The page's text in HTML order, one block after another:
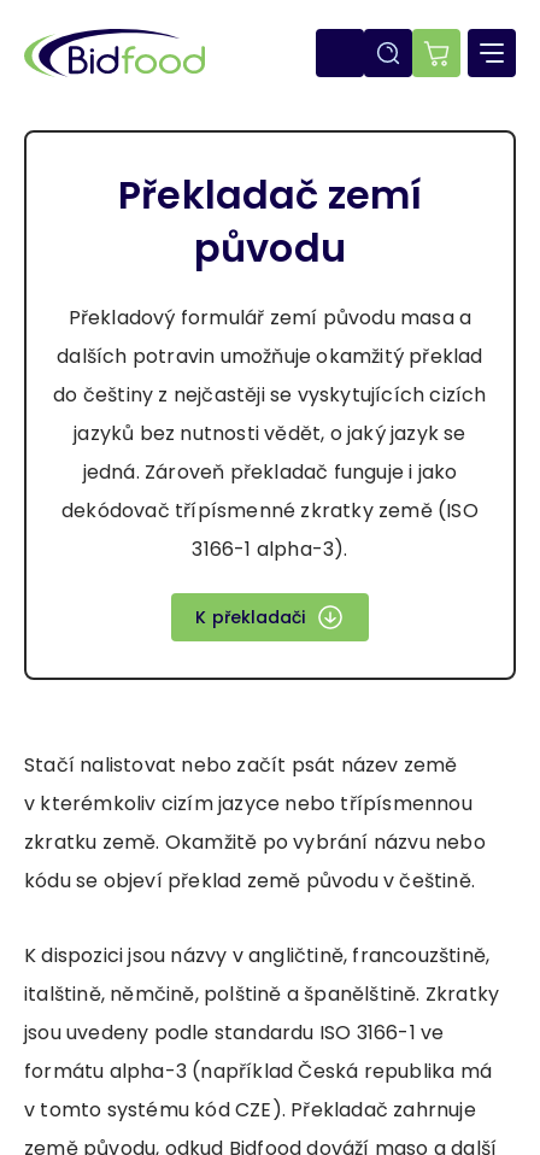
hlavnímu
obsahu
E-
Překladač zemí
původu
Překladový formulář zemí původu masa a
dalších potravin umožňuje okamžitý překlad
do češtiny z nejčastěji se vyskytujících cizích
jazyků bez nutnosti vědět, o jaký jazyk se
jedná. Zároveň překladač funguje i jako
dekódovač třípísmenné zkratky země (ISO
3166-1 alpha-3).
K překladači
Stačí nalistovat nebo začít psát název země
v kterémkoliv cizím jazyce nebo třípísmennou
zkratku země. Okamžitě po vybrání názvu nebo
kódu se objeví překlad země původu v češtině.
K dispozici jsou názvy v angličtině, francouzštině,
italštině, němčině, polštině a španělštině. Zkratky
jsou uvedeny podle standardu ISO 3166-1 ve
formátu alpha-3 (například Česká republika má
v tomto systému kód CZE). Překladač zahrnuje
země původu, odkud Bidfood dováží maso a další